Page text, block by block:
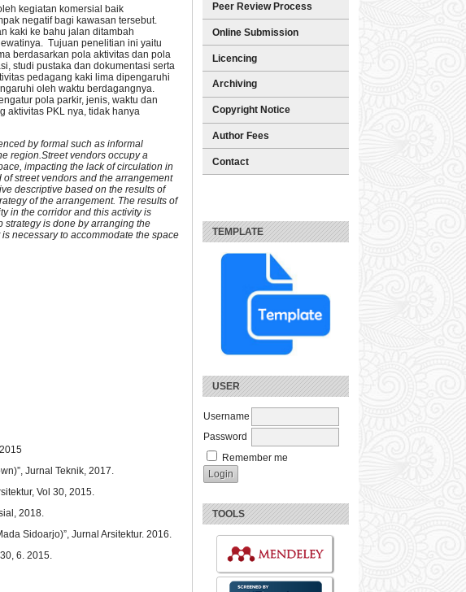
Peer Review Process
Online Submission
Licencing
Archiving
Copyright Notice
Author Fees
Contact
TEMPLATE
USER
Username
Password
Remember me
TOOLS
kegiatan komersial baik
negatif bagi kawasan tersebut.
kaki ke bahu jalan ditambah
Tujuan penelitian ini yaitu
berdasarkan pola aktivitas dan pola
studi pustaka dan dokumentasi serta
pedagang kaki lima dipengaruhi
oleh waktu berdagangnya.
pola parkir, jenis, waktu dan
aktivitas PKL nya, tidak hanya
by formal such as informal
region. Street vendors occupy a
impacting the lack of circulation in
street vendors and the arrangement
descriptive based on the results of
of the arrangement. The results of
in the corridor and this activity is
strategy is done by arranging the
necessary to accommodate the space
Jurnal Teknik, 2017.
Vol 30, 2015.
2018.
Sidoarjo)”, Jurnal Arsitektur. 2016.
6. 2015.